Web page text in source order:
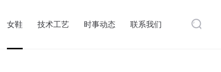
女鞋 技术工艺 时事动态 联系我们